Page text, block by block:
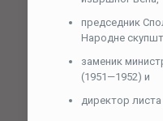
председник
Народне
заменик
(1951—1952) и
директор листа